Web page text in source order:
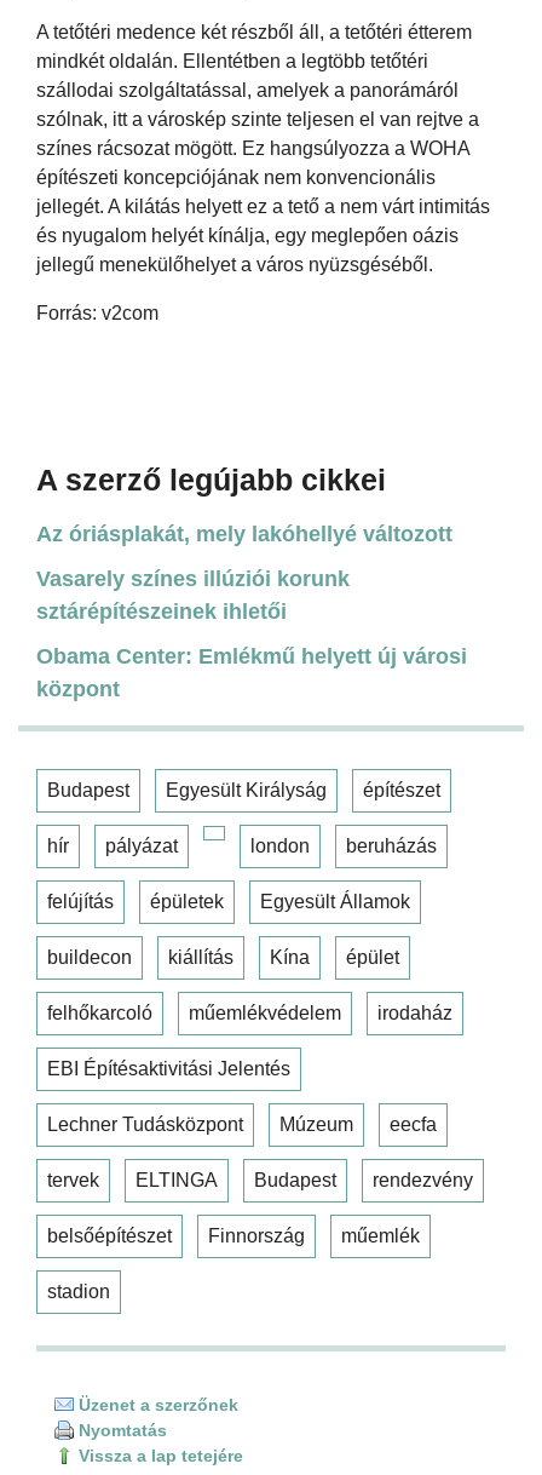
A tetőtéri medence két részből áll, a tetőtéri étterem
mindkét oldalán. Ellentétben a legtöbb tetőtéri
szállodai szolgáltatással, amelyek a panorámáról
szólnak, itt a városkép szinte teljesen el van rejtve a
színes rácsozat mögött. Ez hangsúlyozza a WOHA
építészeti koncepciójának nem konvencionális
jellegét. A kilátás helyett ez a tető a nem várt intimitás
és nyugalom helyét kínálja, egy meglepően oázis
jellegű menekülőhelyet a város nyüzsgéséből.
Forrás: v2com
A szerző legújabb cikkei
Az óriásplakát, mely lakóhellyé változott
Vasarely színes illúziói korunk
sztárépítészeinek ihletői
Obama Center: Emlékmű helyett új városi
központ
Budapest Egyesült Királyság építészet
hír pályázat london beruházás
felújítás épületek Egyesült Államok
buildecon kiállítás Kína épület
felhőkarcoló műemlékvédelem irodaház
EBI Építésaktivitási Jelentés
Lechner Tudásközpont Múzeum eecfa
tervek ELTINGA Budapest rendezvény
belsőépítészet Finnország műemlék
stadion
Üzenet a szerzőnek
Nyomtatás
Vissza a lap tetejére